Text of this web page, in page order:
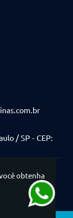
/ SP - CEP:
obtenha